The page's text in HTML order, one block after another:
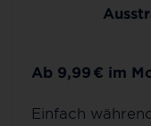
Ab 9,99 € im
Einfach